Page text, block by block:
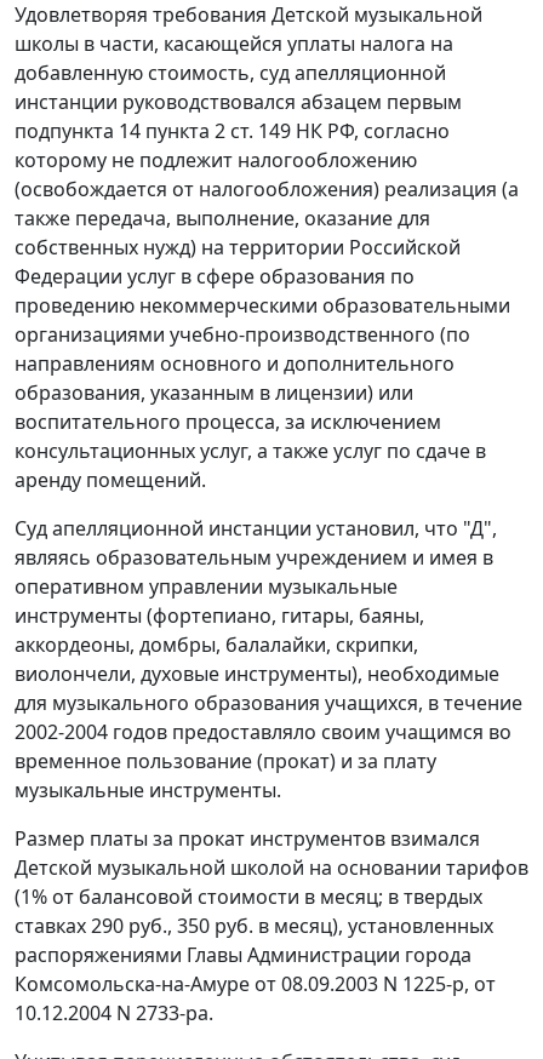
Удовлетворяя требования Детской музыкальной
школы в части, касающейся уплаты налога на
добавленную стоимость, суд апелляционной
инстанции руководствовался абзацем первым
подпункта 14 пункта 2 ст. 149 НК РФ, согласно
которому не подлежит налогообложению
(освобождается от налогообложения) реализация (а
также передача, выполнение, оказание для
собственных нужд) на территории Российской
Федерации услуг в сфере образования по
проведению некоммерческими образовательными
организациями учебно-производственного (по
направлениям основного и дополнительного
образования, указанным в лицензии) или
воспитательного процесса, за исключением
консультационных услуг, а также услуг по сдаче в
аренду помещений.
Суд апелляционной инстанции установил, что "Д",
являясь образовательным учреждением и имея в
оперативном управлении музыкальные
инструменты (фортепиано, гитары, баяны,
аккордеоны, домбры, балалайки, скрипки,
виолончели, духовые инструменты), необходимые
для музыкального образования учащихся, в течение
2002-2004 годов предоставляло своим учащимся во
временное пользование (прокат) и за плату
музыкальные инструменты.
Размер платы за прокат инструментов взимался
Детской музыкальной школой на основании тарифов
(1% от балансовой стоимости в месяц; в твердых
ставках 290 руб., 350 руб. в месяц), установленных
распоряжениями Главы Администрации города
Комсомольска-на-Амуре от 08.09.2003 N 1225-р, от
10.12.2004 N 2733-ра.